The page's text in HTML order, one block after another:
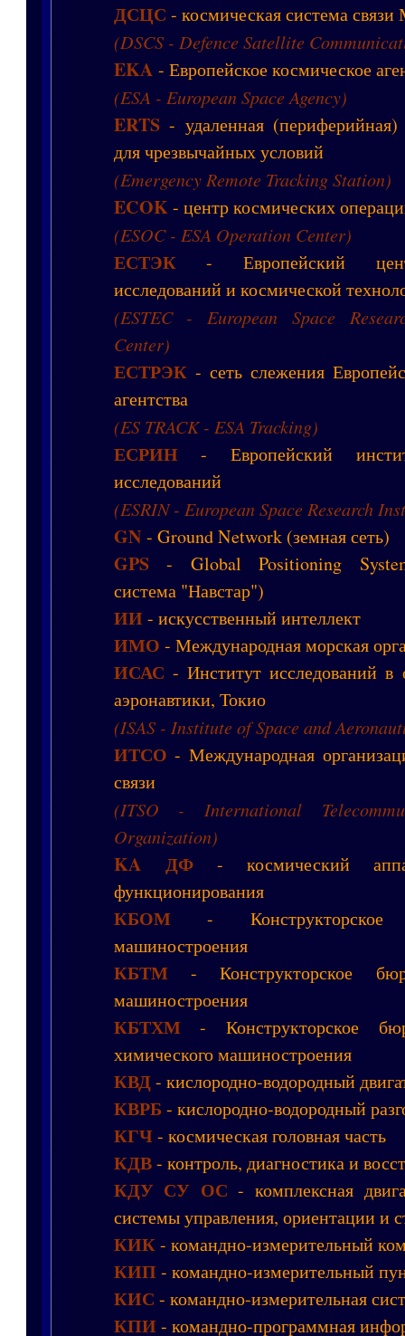
ДСЦС - космическая система
(DSCS - Defence Satellite
EKA - Европейское космическое
(ESA - European Space Agency)
ERTS- удаленная (периферийная)
для чрезвычайных условий
(Emergency Remote Tracking Station)
ECOK- центр космических
(ESOC - ESA Operation Center)
ЕСТЭК- Европейский
исследований и космической
(ESTEC - European Space
Center)
ЕСТРЭК- сеть слежения
агентства
(ES TRACK - ESA Tracking)
ЕСРИН- Европейский
исследований
(ESRIN - European Space Research
GN - Ground Network (земная сеть)
GPS- Global Positioning System
система "Навстар")
ИИ- искусственный интеллект
ИМО - Международная морская
ИСАС - Институт исследований в
аэронавтики, Токио
(ISAS - Institute of Space and
ИТСО - Международная
связи
(ITSO - International
Organization)
KA ДФ- космический
функционирования
КБОМ-
машиностроения
КБТМ - Конструкторское
машиностроения
КБТХМ- Конструкторское
химического машиностроения
КВД- кислородно-водородный
КВРБ- кислородно-водородный
КГЧ- космическая головная часть
КДВ- контроль, диагностика и
КДУ СУ ОС - комплексная
системы управления, ориентации и
КИК- командно-измерительный
КИП - командно-измерительный
КИС - командно-измерительная
КПИ- командно-программная